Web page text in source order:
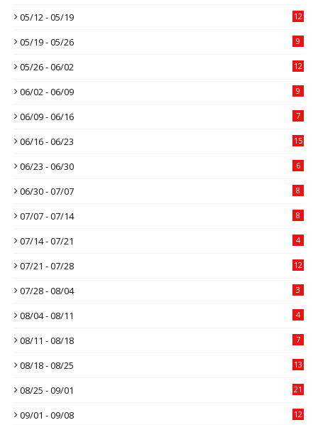
05/12 - 05/19 12
05/19 - 05/26 9
05/26 - 06/02 12
06/02 - 06/09 9
06/09 - 06/16 7
06/16 - 06/23 15
06/23 - 06/30 6
06/30 - 07/07 8
07/07 - 07/14 8
07/14 - 07/21 4
07/21 - 07/28 12
07/28 - 08/04 3
08/04 - 08/11 4
08/11 - 08/18 7
08/18 - 08/25 13
08/25 - 09/01 21
09/01 - 09/08 12